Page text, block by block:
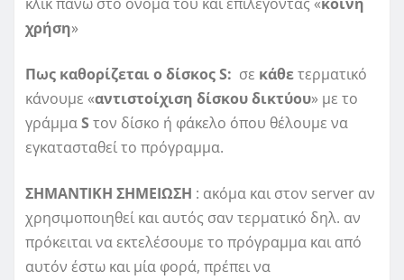
χρήση»
Πως καθορίζεται ο δίσκοςS: σε κάθετερματικό
κάνουμε «αντιστοίχιση δίσκου δικτύου» με το
γράμμαS τον δίσκο ή φάκελο όπου θέλουμε να
εγκατασταθεί το πρόγραμμα.
ΣΗΜΑΝΤΙΚΗ ΣΗΜΕΙΩΣΗ : ακόμα και στον server αν
χρησιμοποιηθεί και αυτός σαν τερματικό δηλ. αν
πρόκειται να εκτελέσουμε το πρόγραμμα και από
αυτόν έστω και μία φορά, πρέπει να